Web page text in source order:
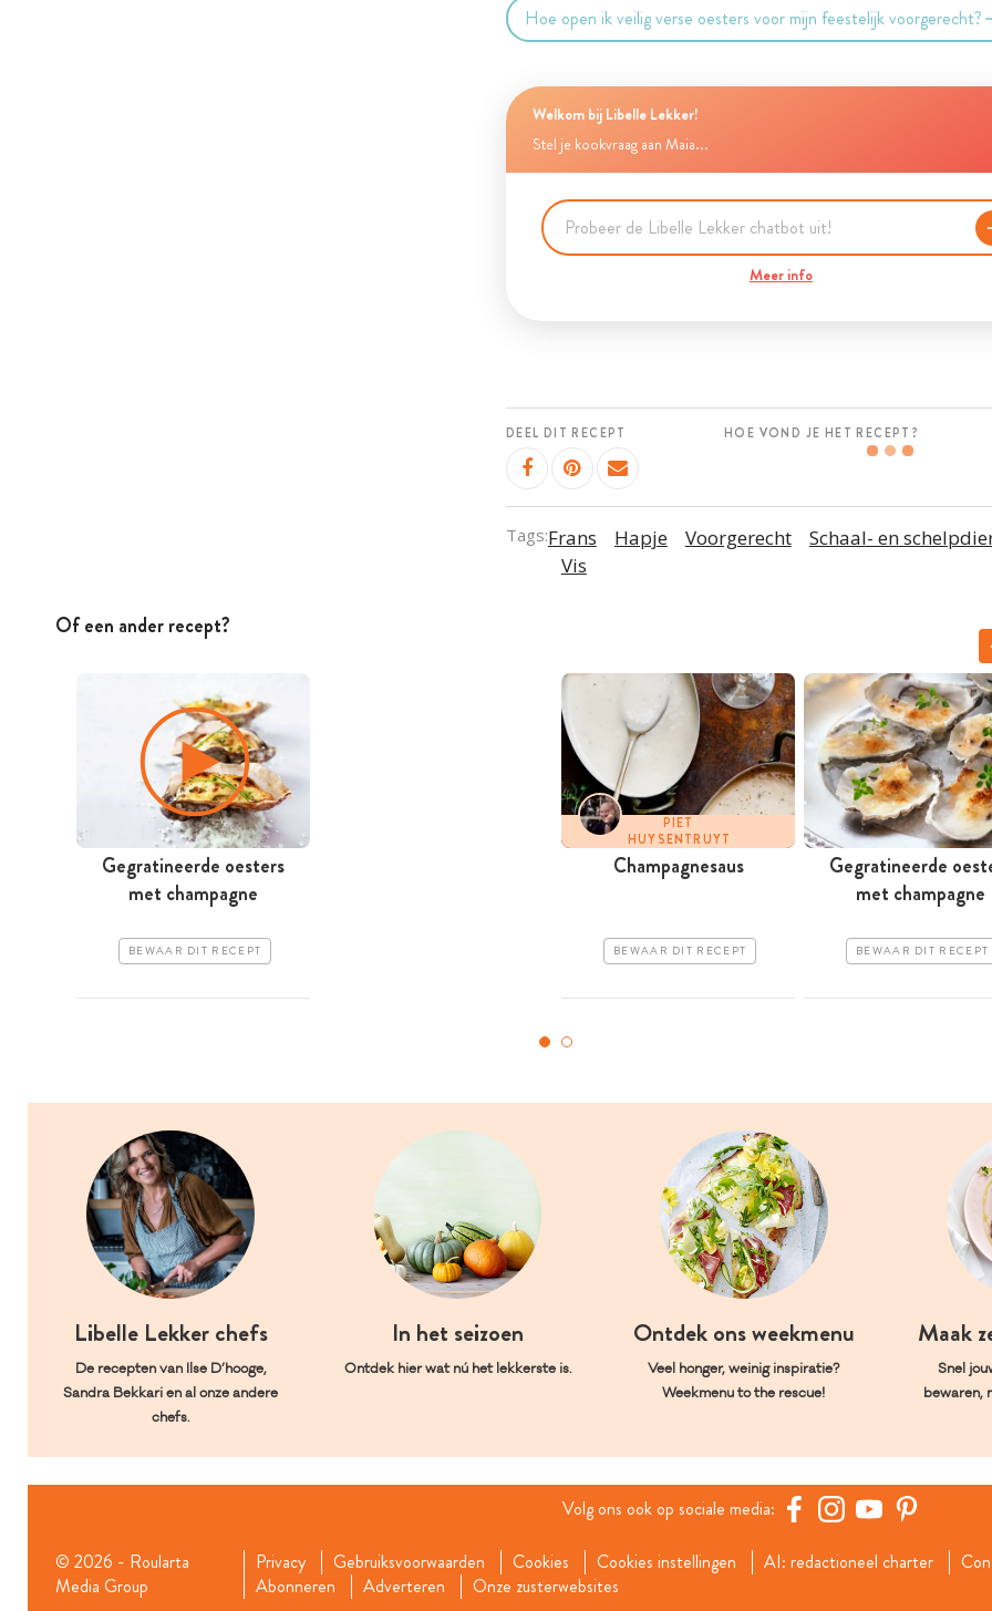
Hoe open ik veilig verse oesters voor mijn feestelijk voorgerecht?
Welkom bij Libelle Lekker!
Stel je kookvraag aan Maia...
Meer info
DEEL DIT RECEPT HOE VOND JE HET RECEPT?
Tags:Frans Hapje Voorgerecht
Schaal- en
Vis
Of een ander recept?
Gegratineerde oesters
met champagne
BEWAAR DIT RECEPT
PIET
HUYSENTRUYT
Champagnesaus
BEWAAR DIT RECEPT
Gegratineerde
met champagne
BEWAAR DIT RECEPT
Libelle Lekker chefs
De recepten van Ilse D’hooge,
Sandra Bekkari en al onze andere
chefs.
In het seizoen
Ontdek hier wat nú het lekkerste is.
Ontdek ons weekmenu
Veel honger, weinig inspiratie?
Weekmenu to the rescue!
Maak
Snel
bewaren,
Volg ons ook op sociale media:
© 2026 - Roularta
Media Group
Privacy Gebruiksvoorwaarden Cookies Cookies instellingen AI: redactioneel charter
Abonneren
Adverteren Onze zusterwebsites